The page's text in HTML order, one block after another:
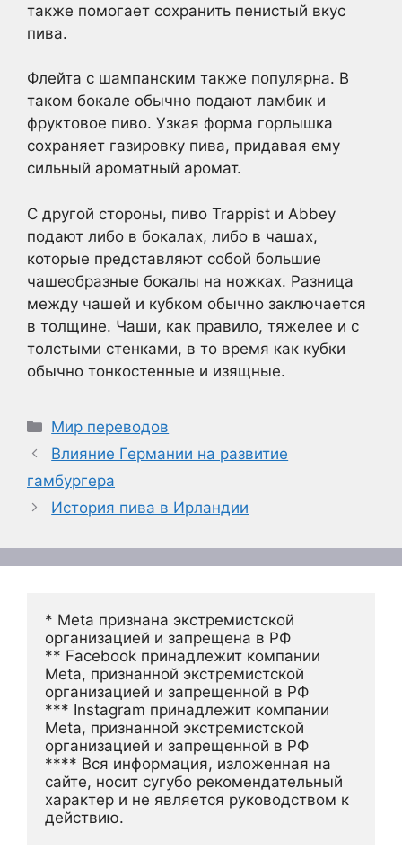
также помогает сохранить пенистый вкус
пива.
Флейта с шампанским также популярна. В
таком бокале обычно подают ламбик и
фруктовое пиво. Узкая форма горлышка
сохраняет газировку пива, придавая ему
сильный ароматный аромат.
С другой стороны, пиво Trappist и Abbey
подают либо в бокалах, либо в чашах,
которые представляют собой большие
чашеобразные бокалы на ножках. Разница
между чашей и кубком обычно заключается
в толщине. Чаши, как правило, тяжелее и с
толстыми стенками, в то время как кубки
обычно тонкостенные и изящные.
Рубрики
Мир переводов
Влияние Германии на развитие
гамбургера
История пива в Ирландии
* Meta признана экстремистской
организацией и запрещена в РФ
** Facebook принадлежит компании
Meta, признанной экстремистской
организацией и запрещенной в РФ
*** Instagram принадлежит компании
Meta, признанной экстремистской
организацией и запрещенной в РФ
**** Вся информация, изложенная на
сайте, носит сугубо рекомендательный
характер и не является руководством к
действию.